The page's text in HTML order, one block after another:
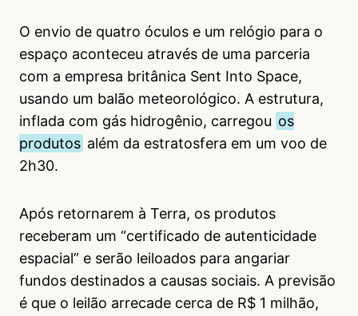
O envio de quatro óculos e um relógio para o
espaço aconteceu através de uma parceria
com a empresa britânica Sent Into Space,
usando um balão meteorológico. A estrutura,
inflada com gás hidrogênio, carregou os
produtos além da estratosfera em um voo de
2h30.
Após retornarem à Terra, os produtos
receberam um “certificado de autenticidade
espacial” e serão leiloados para angariar
fundos destinados a causas sociais. A previsão
é que o leilão arrecade cerca de R$ 1 milhão,